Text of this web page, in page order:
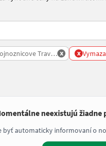
Travne Kosacky
x x
neexistujú žiadne
byť automaticky informovaní o